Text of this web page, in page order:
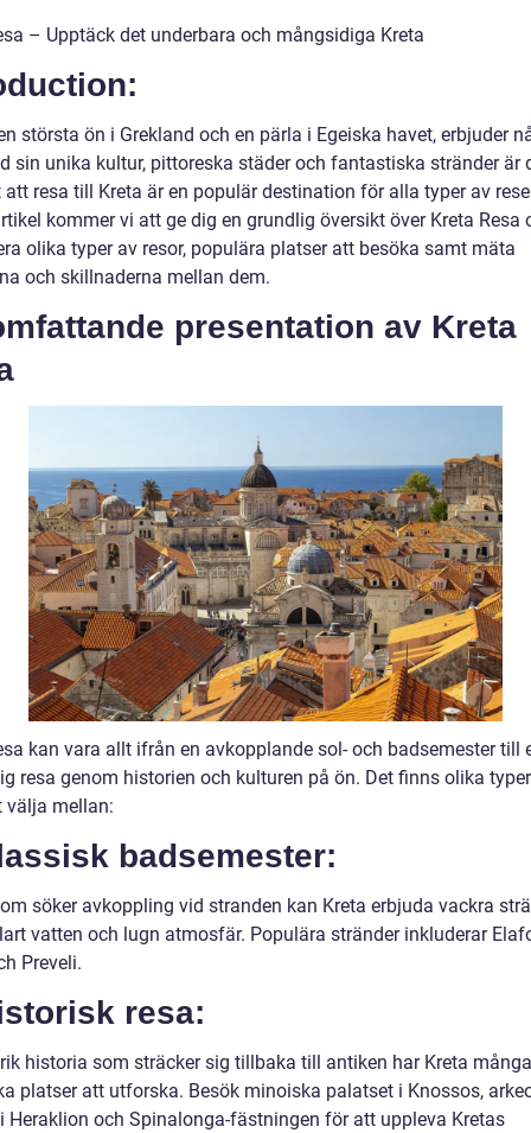
– Upptäck det underbara och mångsidiga Kreta
största ön i Grekland och en pärla i Egeiska havet, erbjuder
sin unika kultur, pittoreska städer och fantastiska stränder är
resa till Kreta är en populär destination för alla typer av
kommer vi att ge dig en grundlig översikt över Kreta Resa
olika typer av resor, populära platser att besöka samt mäta
och skillnaderna mellan dem.
presentation av Kreta
kan vara allt ifrån en avkopplande sol- och badsemester till
resa genom historien och kulturen på ön. Det finns olika
välja mellan:
badsemester:
söker avkoppling vid stranden kan Kreta erbjuda vackra
vatten och lugn atmosfär. Populära stränder inkluderar
Preveli.
resa:
historia som sträcker sig tillbaka till antiken har Kreta många
platser att utforska. Besök minoiska palatset i Knossos,
Heraklion och Spinalonga-fästningen för att uppleva Kretas